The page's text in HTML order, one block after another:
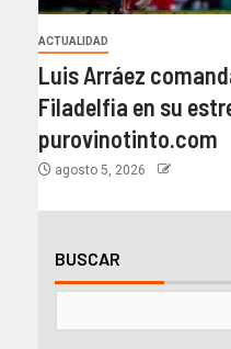
ACTUALIDAD
Luis Arráez
Filadelfia en su
purovinotinto.com
agosto 5, 2026
BUSCAR